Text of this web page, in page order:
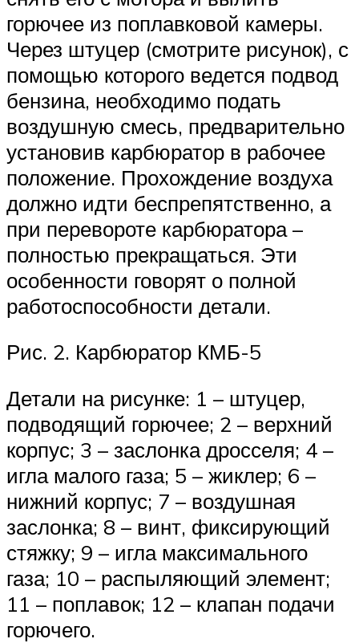
горючее из поплавковой камеры.
Через штуцер (смотрите рисунок), с
помощью которого ведется подвод
бензина, необходимо подать
воздушную смесь, предварительно
установив карбюратор в рабочее
положение. Прохождение воздуха
должно идти беспрепятственно, а
при перевороте карбюратора –
полностью прекращаться. Эти
особенности говорят о полной
работоспособности детали.
Рис. 2. Карбюратор КМБ-5
Детали на рисунке: 1 – штуцер,
подводящий горючее; 2 – верхний
корпус; 3 – заслонка дросселя; 4 –
игла малого газа; 5 – жиклер; 6 –
нижний корпус; 7 – воздушная
заслонка; 8 – винт, фиксирующий
стяжку; 9 – игла максимального
газа; 10 – распыляющий элемент;
11 – поплавок; 12 – клапан подачи
горючего.